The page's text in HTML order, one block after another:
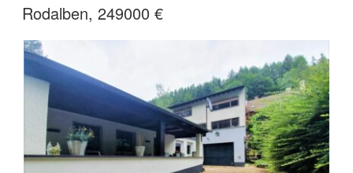
Rodalben, 249000 €